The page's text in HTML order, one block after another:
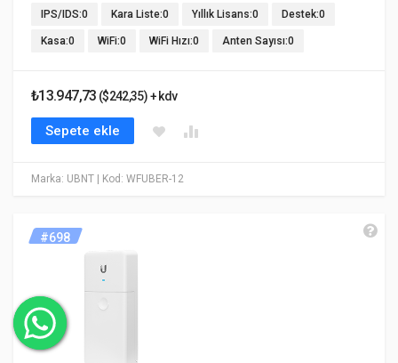
Marka: UBNT | Kod: WFUBER-12
IPS/IDS:0 Kara Liste:0 Yıllık Lisans:0 Destek:0
Kasa:0 WiFi:0 WiFi Hızı:0 Anten Sayısı:0
₺13.947,73 ($242,35) + kdv
Sepete ekle
#698